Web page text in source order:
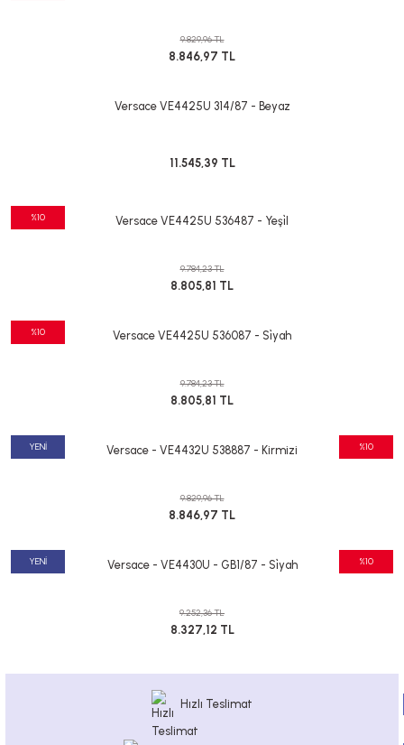
9.829,96 TL
8.846,97 TL
Versace VE4425U 314/87 - Beyaz
11.545,39 TL
%10 Versace VE4425U 536487 - Yeşi̇l
9.784,23 TL
8.805,81 TL
%10 Versace VE4425U 536087 - Si̇yah
9.784,23 TL
8.805,81 TL
YENİ %10
Versace - VE4432U 538887 - Kirmizi
9.829,96 TL
8.846,97 TL
YENİ %10
Versace - VE4430U - GB1/87 - Si̇yah
9.252,36 TL
8.327,12 TL
Hızlı Teslimat